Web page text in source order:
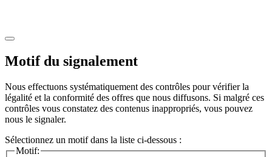
Motif du signalement
Nous effectuons systématiquement des contrôles pour vérifier la
légalité et la conformité des offres que nous diffusons. Si malgré ces
contrôles vous constatez des contenus inappropriés, vous pouvez
nous le signaler.
Sélectionnez un motif dans la liste ci-dessous :
Motif: